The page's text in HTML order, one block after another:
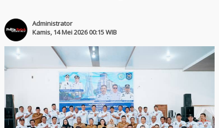
Administrator
Kamis, 14 Mei 2026 00:15 WIB